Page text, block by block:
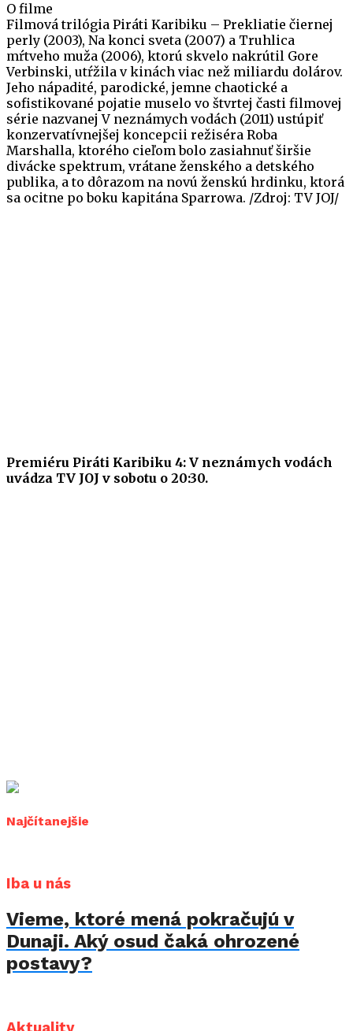
O filme
Filmová trilógia Piráti Karibiku – Prekliatie čiernej
perly (2003), Na konci sveta (2007) a Truhlica
mŕtveho muža (2006), ktorú skvelo nakrútil Gore
Verbinski, utŕžila v kinách viac než miliardu dolárov.
Jeho nápadité, parodické, jemne chaotické a
sofistikované pojatie muselo vo štvrtej časti filmovej
série nazvanej V neznámych vodách (2011) ustúpiť
konzervatívnejšej koncepcii režiséra Roba
Marshalla, ktorého cieľom bolo zasiahnuť širšie
divácke spektrum, vrátane ženského a detského
publika, a to dôrazom na novú ženskú hrdinku, ktorá
sa ocitne po boku kapitána Sparrowa. /Zdroj: TV JOJ/
Premiéru Piráti Karibiku 4: V neznámych vodách
uvádza TV JOJ v sobotu o 20:30.
Najčítanejšie
Iba u nás
Vieme, ktoré mená pokračujú v
Dunaji. Aký osud čaká ohrozené
postavy?